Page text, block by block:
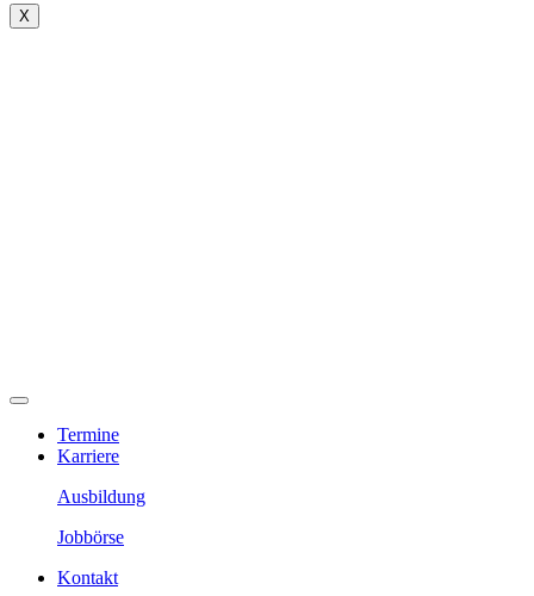
X
Termine
Karriere
Ausbildung
Jobbörse
Kontakt